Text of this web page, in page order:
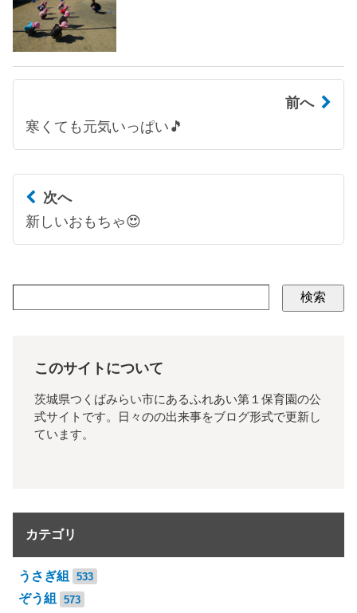
前へ
寒くても元気いっぱい🎵
次へ
新しいおもちゃ😍
検索
このサイトについて
茨城県つくばみらい市にあるふれあい第１保育園の公
式サイトです。日々のの出来事をブログ形式で更新し
ています。
カテゴリ
うさぎ組 533
ぞう組 573